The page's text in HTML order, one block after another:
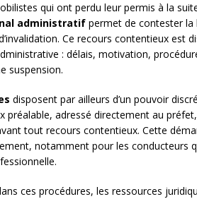
qui ont perdu leur permis à la
administratif permet de contester la
Ce recours contentieux est
: délais, motivation,
suspension.
disposent par ailleurs d’un pouvoir
préalable, adressé directement au
tout recours contentieux. Cette
notamment pour les conducteurs
ces procédures, les ressources